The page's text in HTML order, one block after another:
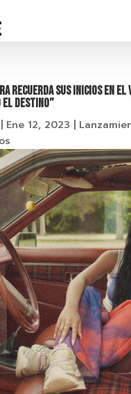
recuerda sus inicios en el
El Destino”
Ene 12, 2023